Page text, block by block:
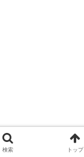
検索 トップ